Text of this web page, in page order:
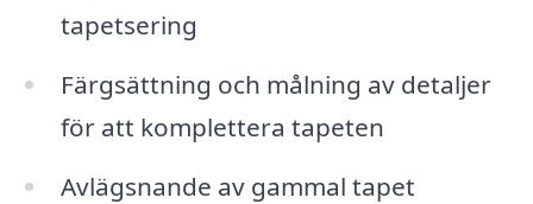
tapetsering
Färgsättning och målning av detaljer
för att komplettera tapeten
Avlägsnande av gammal tapet